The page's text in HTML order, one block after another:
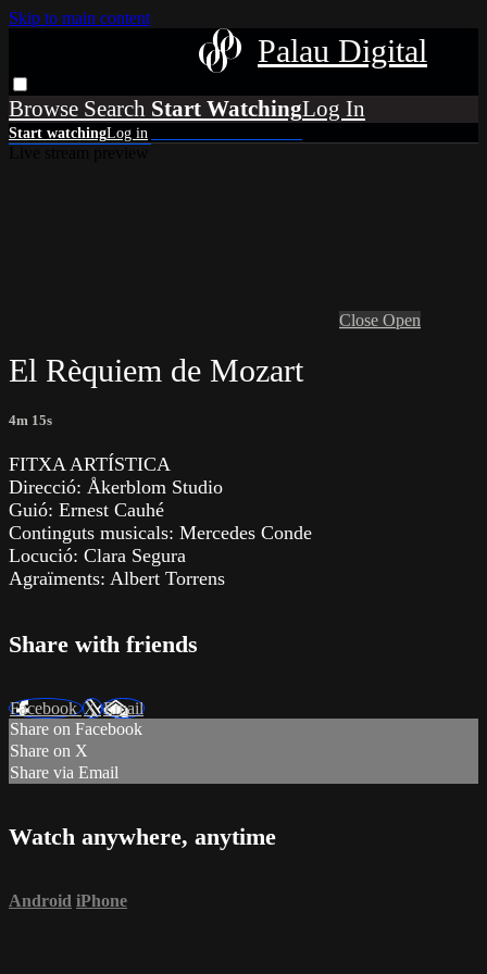
Skip to main content
Palau Digital
Browse Search
Close Open
El Rèquiem de Mozart
4m 15s
FITXA ARTÍSTICA
Direcció: Åkerblom Studio
Guió: Ernest Cauhé
Continguts musicals: Mercedes Conde
Locució: Clara Segura
Agraïments: Albert Torrens
Share with friends
FacebookXEmail
Share on Facebook
Share on X
Share via Email
Watch anywhere, anytime
Android iPhone